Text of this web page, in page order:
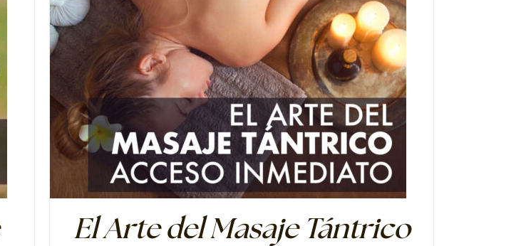
El Arte del Masaje Tántrico